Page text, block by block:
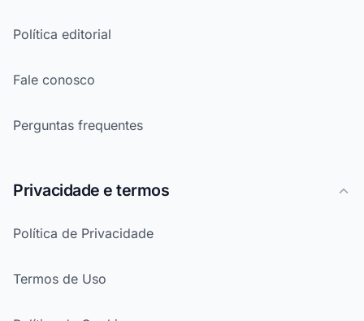
Política editorial
Fale conosco
Perguntas frequentes
Privacidade e termos
Política de Privacidade
Termos de Uso